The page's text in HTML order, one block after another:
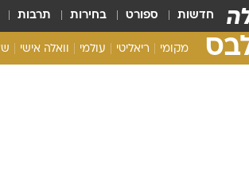
חדשות ספורט בחירות תרבות
מקומי ריאליטי עולמי וואלה אישי